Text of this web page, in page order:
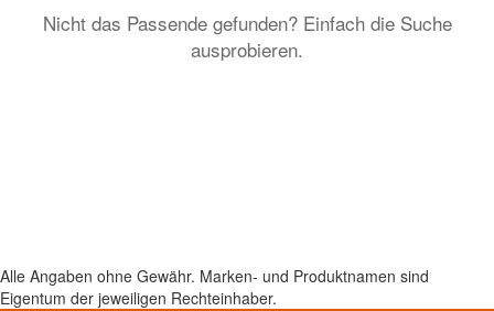
Nicht das Passende gefunden? Einfach die Suche
ausprobieren.
Alle Angaben ohne Gewähr. Marken- und Produktnamen sind
Eigentum der jeweiligen Rechteinhaber.